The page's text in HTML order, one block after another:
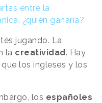
entre la
¿quién ganaría?
jugando. La
la creatividad . Hay
que los ingleses y los
los españoles